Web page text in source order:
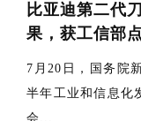
比亚迪第二代
果，获工信部
7月20日，国务院
半年工业和信息化
会...